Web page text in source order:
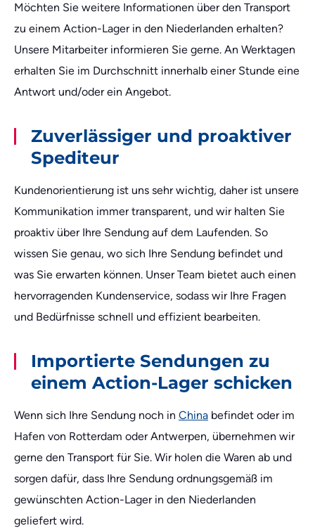
Möchten Sie weitere Informationen über den Transport
zu einem Action-Lager in den Niederlanden erhalten?
Unsere Mitarbeiter informieren Sie gerne. An Werktagen
erhalten Sie im Durchschnitt innerhalb einer Stunde eine
Antwort und/oder ein Angebot.
Zuverlässiger und proaktiver
Spediteur
Kundenorientierung ist uns sehr wichtig, daher ist unsere
Kommunikation immer transparent, und wir halten Sie
proaktiv über Ihre Sendung auf dem Laufenden. So
wissen Sie genau, wo sich Ihre Sendung befindet und
was Sie erwarten können. Unser Team bietet auch einen
hervorragenden Kundenservice, sodass wir Ihre Fragen
und Bedürfnisse schnell und effizient bearbeiten.
Importierte Sendungen zu
einem Action-Lager schicken
Wenn sich Ihre Sendung noch in China befindet oder im
Hafen von Rotterdam oder Antwerpen, übernehmen wir
gerne den Transport für Sie. Wir holen die Waren ab und
sorgen dafür, dass Ihre Sendung ordnungsgemäß im
gewünschten Action-Lager in den Niederlanden
geliefert wird.